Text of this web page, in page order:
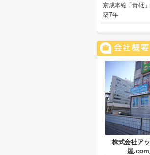
京成本線「青砥
築7年
株式会社ア
屋.com